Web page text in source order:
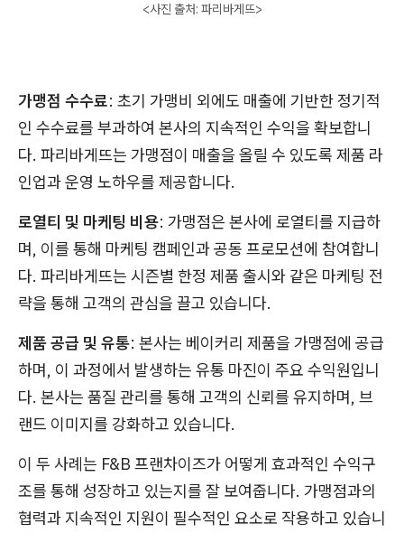
<사진 출처: 파리바게뜨>
가맹점 수수료: 초기 가맹비 외에도 매출에 기반한 정기적
인 수수료를 부과하여 본사의 지속적인 수익을 확보합니
다. 파리바게뜨는 가맹점이 매출을 올릴 수 있도록 제품 라
인업과 운영 노하우를 제공합니다.
로열티 및 마케팅 비용: 가맹점은 본사에 로열티를 지급하
며, 이를 통해 마케팅 캠페인과 공동 프로모션에 참여합니
다. 파리바게뜨는 시즌별 한정 제품 출시와 같은 마케팅 전
략을 통해 고객의 관심을 끌고 있습니다.
제품 공급 및 유통: 본사는 베이커리 제품을 가맹점에 공급
하며, 이 과정에서 발생하는 유통 마진이 주요 수익원입니
다. 본사는 품질 관리를 통해 고객의 신뢰를 유지하며, 브
랜드 이미지를 강화하고 있습니다.
이 두 사례는 F&B 프랜차이즈가 어떻게 효과적인 수익구
조를 통해 성장하고 있는지를 잘 보여줍니다. 가맹점과의
협력과 지속적인 지원이 필수적인 요소로 작용하고 있습니